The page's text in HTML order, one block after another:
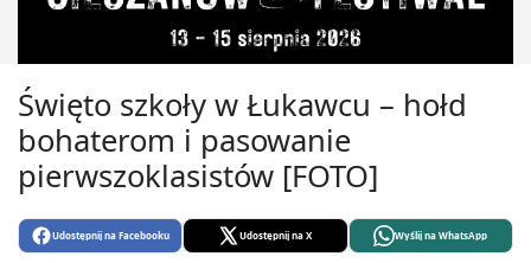
Święto szkoły w Łukawcu – hołd
bohaterom i pasowanie
pierwszoklasistów [FOTO]
Udostępnij na Facebooku Udostępnij na X Wyślij na WhatsApp